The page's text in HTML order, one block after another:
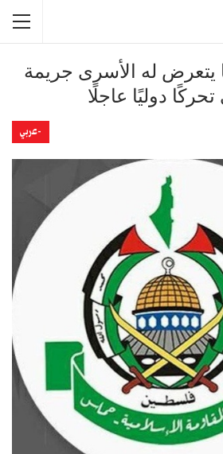
له الأسرى جريمة
دوليًا عاجلًا
-عربي